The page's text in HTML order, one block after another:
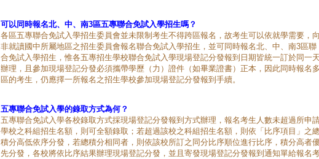
可以同時報名北、中、南3區五專聯合免試入學招生嗎？
各區五專聯合免試入學招生委員會並未限制考生不得跨區報名，故考生可以依就學需要，向
非就讀國中所屬地區之招生委員會報名聯合免試入學招生，並可同時報名北、中、南3區聯
合免試入學招生，惟各五專招生學校聯合免試入學現場登記分發報到日期皆統一訂於同一天
辦理，且參加現場登記分發必須攜帶學歷（力）證件（如畢業證書）正本，因此同時報名多
區的考生，仍應擇一所報名之招生學校參加現場登記分發報到手續。
五專聯合免試入學的錄取方式為何？
五專聯合免試入學各校錄取方式採現場登記分發報到方式辦理，報名考生人數未超過所申
學校之科組招生名額，則可全額錄取；若超過該校之科組招生名額，則依「比序項目」之
積分高低依序分發，若總積分相同者，則依該校所訂之同分比序順位進行比序，積分高者
先分發，各校將依比序結果辦理現場登記分發，並且寄發現場登記分發報到通知單給報名